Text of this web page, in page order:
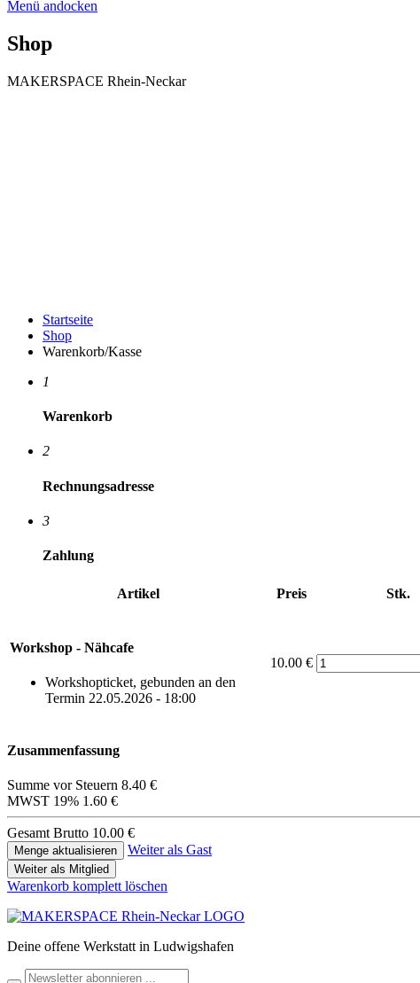
Menü andocken
Shop
MAKERSPACE Rhein-Neckar
Startseite
Shop
Warenkorb/Kasse
1
Warenkorb
2
Rechnungsadresse
3
Zahlung
Artikel Preis Stk.
Workshop - Nähcafe
Workshopticket, gebunden an den
Termin 22.05.2026 - 18:00
10.00 €
Zusammenfassung
Summe vor Steuern 8.40 €
MWST 19% 1.60 €
Gesamt Brutto 10.00 €
Weiter als Gast
Weiter als Mitglied
Warenkorb komplett löschen
Deine offene Werkstatt in Ludwigshafen